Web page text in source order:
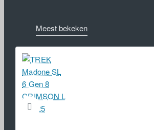
Meest bekeken